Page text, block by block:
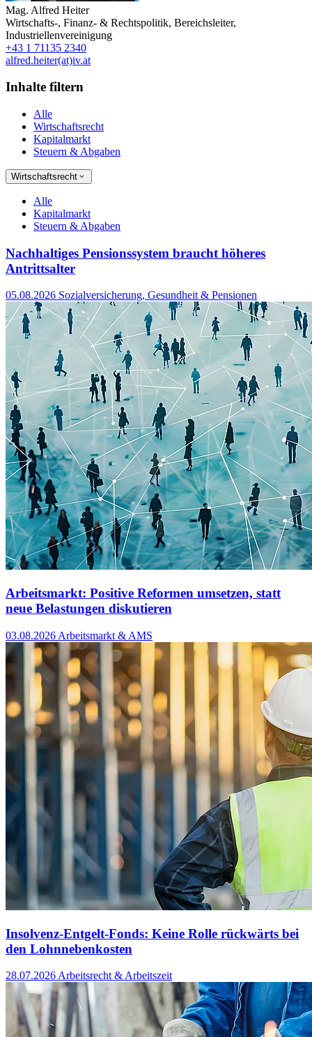
Mag. Alfred Heiter
Wirtschafts-, Finanz- & Rechtspolitik, Bereichsleiter,
Industriellenvereinigung
+43 1 71135 2340
alfred.heiter(at)iv.at
Inhalte filtern
Alle
Wirtschaftsrecht
Kapitalmarkt
Steuern & Abgaben
Wirtschaftsrecht
Alle
Kapitalmarkt
Steuern & Abgaben
Nachhaltiges Pensionssystem braucht höheres
Antrittsalter
05.08.2026 Sozialversicherung, Gesundheit & Pensionen
Arbeitsmarkt: Positive Reformen umsetzen, statt
neue Belastungen diskutieren
03.08.2026 Arbeitsmarkt & AMS
Insolvenz-Entgelt-Fonds: Keine Rolle rückwärts bei
den Lohnnebenkosten
28.07.2026 Arbeitsrecht & Arbeitszeit